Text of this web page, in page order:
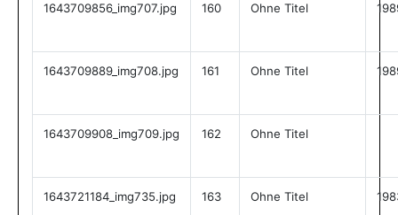
1643709856_img707.jpg 160 Ohne Titel
1643709889_img708.jpg 161 Ohne Titel
1643709908_img709.jpg 162 Ohne Titel
1643721184_img735.jpg 163 Ohne Titel